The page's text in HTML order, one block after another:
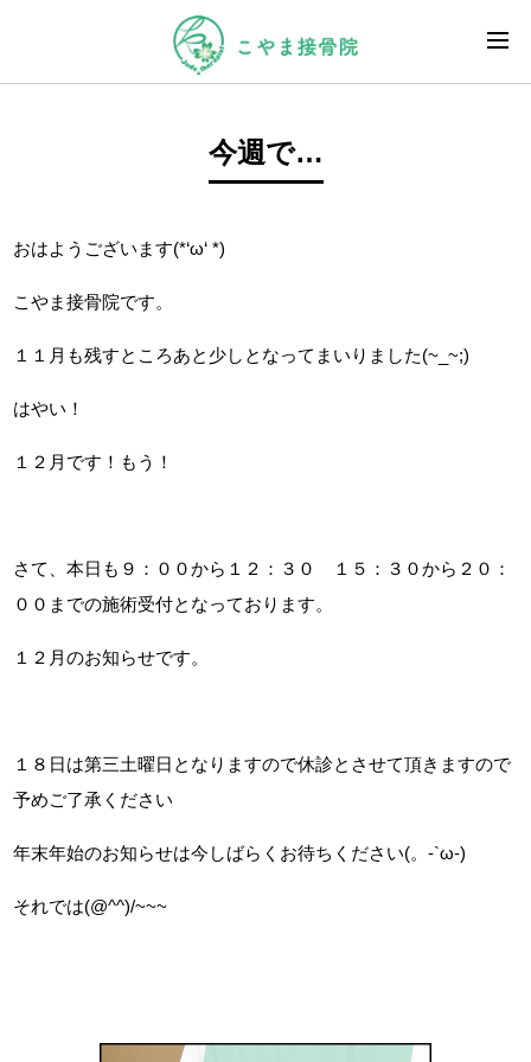
今週で…
おはようございます(*‘ω‘ *)
こやま接骨院です。
１１月も残すところあと少しとなってまいりました(~_~;)
はやい！
１２月です！もう！
さて、本日も９：００から１２：３０ １５：３０から２０：
００までの施術受付となっております。
１２月のお知らせです。
１８日は第三土曜日となりますので休診とさせて頂きますので
予めご了承ください
年末年始のお知らせは今しばらくお待ちください(。-`ω-)
それでは(@^^)/~~~